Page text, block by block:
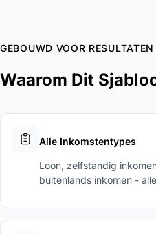
GEBOUWD VOOR RESULTATEN
Waarom Dit
Alle Inkomstentypes
Loon, zelfstandig
buitenlands inkomen -